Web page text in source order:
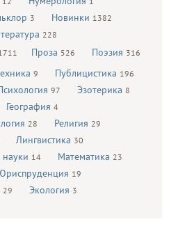
3 Новинки 1382
228
Проза 526 Поэзия 316
9 Публицистика 196
97 Эзотерика 8
География 4
28 Религия 29
Лингвистика 30
науки 14 Математика 23
19
29 Экология 3